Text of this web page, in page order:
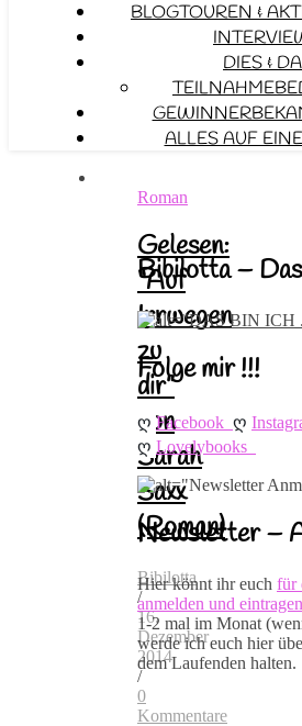
BLOGTOUREN &
DIES &
ALLES AUF
Roman
Gelesen:
“Auf
Irrwegen
zu
dir”
von
Sarah
Saxx
(Roman)
Bibilotta
/
16.
Dezember
2014
/
0
Kommentare
Bibilotta –
Folge mir !!!
ღ Facebook ღ
ღ Lovelybooks
Newsletter –
Hier könnt ihr euch für
anmelden und
1-2 mal im Monat
werde ich euch hier
dem Laufenden halten.